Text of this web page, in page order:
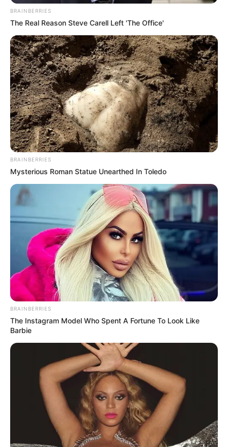
BRAINBERRIES
The Real Reason Steve Carell Left 'The Office'
BRAINBERRIES
Mysterious Roman Statue Unearthed In Toledo
BRAINBERRIES
The Instagram Model Who Spent A Fortune To Look Like
Barbie